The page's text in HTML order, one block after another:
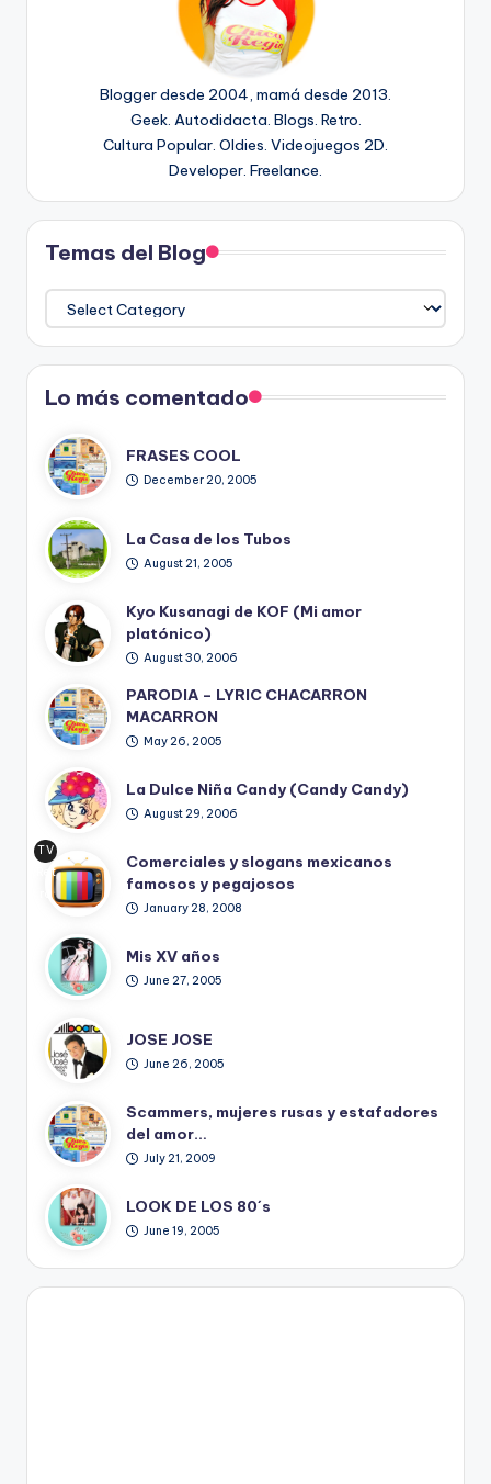
Blogger desde 2004, mamá desde 2013.
Geek. Autodidacta. Blogs. Retro.
Cultura Popular. Oldies. Videojuegos 2D.
Developer. Freelance.
Temas del Blog
Temas
del
Blog
Lo más comentado
FRASES COOL
December 20, 2005
La Casa de los Tubos
August 21, 2005
Kyo Kusanagi de KOF (Mi amor
platónico)
August 30, 2006
PARODIA – LYRIC CHACARRON
MACARRON
May 26, 2005
La Dulce Niña Candy (Candy Candy)
August 29, 2006
TV
Ret
ro
Comerciales y slogans mexicanos
famosos y pegajosos
January 28, 2008
Mis XV años
June 27, 2005
JOSE JOSE
June 26, 2005
Scammers, mujeres rusas y estafadores
del amor…
July 21, 2009
LOOK DE LOS 80´s
June 19, 2005